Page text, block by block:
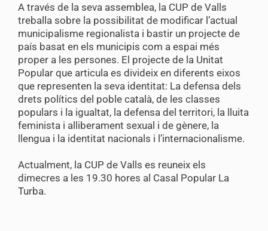
A través de la seva assemblea, la CUP de Valls
treballa sobre la possibilitat de modificar l’actual
municipalisme regionalista i bastir un projecte de
país basat en els municipis com a espai més
proper a les persones. El projecte de la Unitat
Popular que articula es divideix en diferents eixos
que representen la seva identitat: La defensa dels
drets polítics del poble català, de les classes
populars i la igualtat, la defensa del territori, la lluita
feminista i alliberament sexual i de gènere, la
llengua i la identitat nacionals i l’internacionalisme.
Actualment, la CUP de Valls es reuneix els
dimecres a les 19.30 hores al Casal Popular La
Turba.